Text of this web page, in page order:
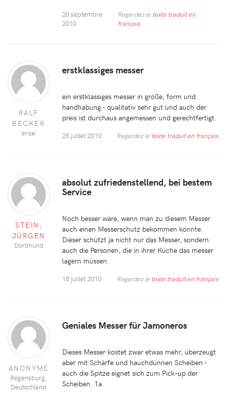
20 septembre
2010
Regardez le texte traduit en
français
RALF
BECKER
ense
erstklassiges messer
ein erstklassiges messer in größe, form und
handhabung - qualitativ sehr gut und auch der
preis ist durchaus angemessen und gerechtfertigt.
25 juillet 2010 Regardez le texte traduit en français
STEIN,
JÜRGEN
Dortmund
absolut zufriedenstellend, bei bestem
Service
Noch besser wäre, wenn man zu diesem Messer
auch einen Messerschutz bekommen könnte.
Dieser schützt ja nicht nur das Messer, sondern
auch die Personen, die in ihrer Küche das messer
lagern müssen.
18 juillet 2010 Regardez le texte traduit en français
ANONYME
Regensburg,
Deutschland
Geniales Messer für Jamoneros
Dieses Messer kostet zwar etwas mehr, überzeugt
aber mit Schärfe und hauchdünnen Scheiben -
auch die Spitze eignet sich zum Pick-up der
Scheiben. 1a.